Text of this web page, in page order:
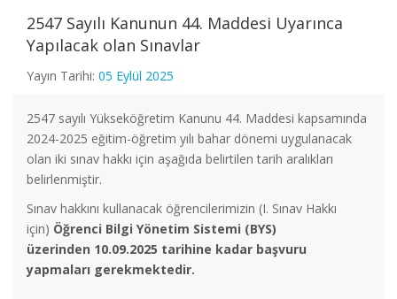
İçerik
2547 Sayılı Kanunun 44. Maddesi Uyarınca
Yapılacak olan Sınavlar
Yayın Tarihi: 05 Eylül 2025
2547 sayılı Yükseköğretim Kanunu 44. Maddesi kapsamında
2024-2025 eğitim-öğretim yılı bahar dönemi uygulanacak
olan iki sınav hakkı için aşağıda belirtilen tarih aralıkları
belirlenmiştir.
Sınav hakkını kullanacak öğrencilerimizin (I. Sınav Hakkı
için) Öğrenci Bilgi Yönetim Sistemi (BYS)
üzerinden 10.09.2025 tarihine kadar başvuru
yapmaları gerekmektedir.